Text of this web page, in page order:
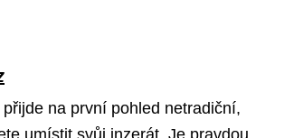
na první pohled netradiční,